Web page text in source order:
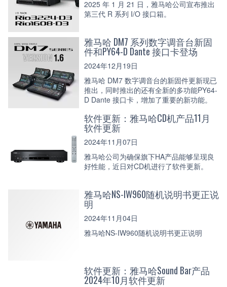
2025 年 1 月 21 日，雅马哈公司宣布推出
第三代 R 系列 I/O 接口箱。
雅马哈 DM7 系列数字调音台新固
件和PY64-D Dante 接口卡登场
2024年12月19日
雅马哈 DM7 数字调音台的新固件更新现已
推出，同时推出的还有全新的多功能PY64-
D Dante 接口卡，增加了重要的新功能。
软件更新：雅马哈CD机产品11月
软件更新
2024年11月07日
雅马哈公司为确保旗下HA产品能够呈现良
好性能，近日对CD机进行了软件更新。
雅马哈NS-IW960随机说明书更正说
明
2024年11月04日
雅马哈NS-IW960随机说明书更正说明
软件更新：雅马哈Sound Bar产品
2024年10月软件更新